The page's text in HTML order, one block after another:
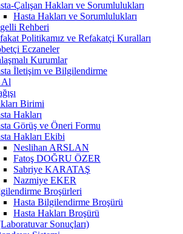
Çalışan Hakları ve Sorumlulukları
Hasta Hakları ve Sorumlulukları
Rehberi
Politikamız ve Refakatçi Kuralları
Eczaneler
Kurumlar
İletişim ve Bilgilendirme
Al
Birimi
Hakları
Görüş ve Öneri Formu
Hakları Ekibi
Neslihan ARSLAN
Fatoş DOĞRU ÖZER
Sabriye KARATAŞ
Nazmiye EKER
Broşürleri
Hasta Bilgilendirme Broşürü
Hasta Hakları Broşürü
Sonuçları)